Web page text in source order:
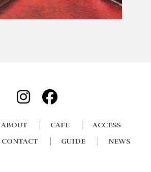
ABOUT CAFE
ACCESS
CONTACT GUIDE NEWS